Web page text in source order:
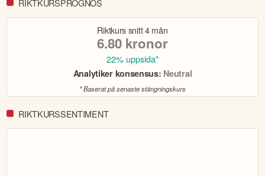
RIKTKURSPROGNOS
Riktkurs snitt4 mån
6.80 kronor
22% uppsida*
Analytiker konsensus: Neutral
* Baserat på senaste stängningskurs
RIKTKURSSENTIMENT